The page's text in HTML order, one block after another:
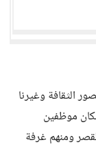
الثقافة وغيرنا
مكان موظفين
ومنهم غرفة